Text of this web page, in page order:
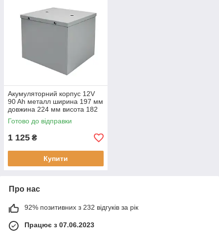
Акумуляторний корпус 12V
90 Ah металл ширина 197 мм
довжина 224 мм висота 182
мм
Готово до відправки
1 125 ₴
Купити
Про нас
92% позитивних з 232 відгуків за рік
Працює з 07.06.2023